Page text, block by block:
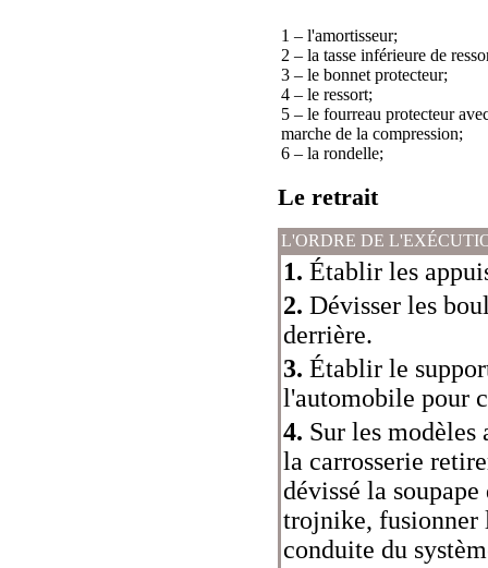
1 – l'amortisseur;
2 – la tasse inférieure de
3 – le bonnet protecteur;
4 – le ressort;
5 – le fourreau protecteur
marche de la compression;
6 – la rondelle;
Le retrait
L'ORDRE DE
1. Établir les
2. Dévisser les
derrière.
3. Établir le
l'automobile pour
4. Sur les modèles
la carrosserie
dévissé la
trojnike, fusionner
conduite du